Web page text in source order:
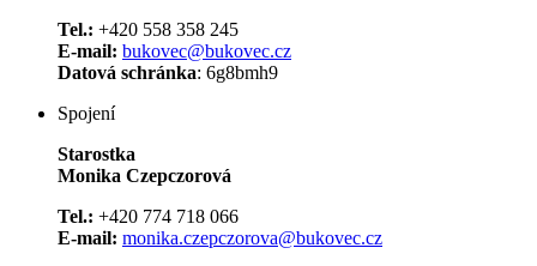
Tel.: +420 558 358 245
E-mail: bukovec@bukovec.cz
Datová schránka: 6g8bmh9
Spojení
Starostka
Monika Czepczorová
Tel.: +420 774 718 066
E-mail: monika.czepczorova@bukovec.cz